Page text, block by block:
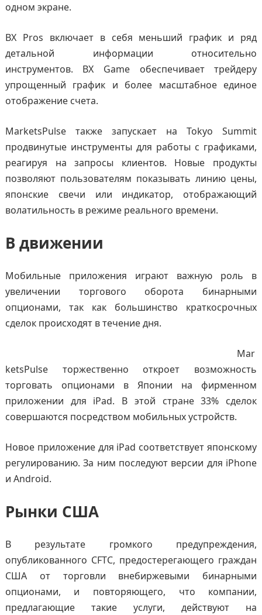
одном экране.
BX Pros включает в себя меньший график и ряд
детальной информации относительно
инструментов. BX Game обеспечивает трейдеру
упрощенный график и более масштабное единое
отображение счета.
MarketsPulse также запускает на Tokyo Summit
продвинутые инструменты для работы с графиками,
реагируя на запросы клиентов. Новые продукты
позволяют пользователям показывать линию цены,
японские свечи или индикатор, отображающий
волатильность в режиме реального времени.
В движении
Мобильные приложения играют важную роль в
увеличении торгового оборота бинарными
опционами, так как большинство краткосрочных
сделок происходят в течение дня.
Mar
ketsPulse торжественно откроет возможность
торговать опционами в Японии на фирменном
приложении для iPad. В этой стране 33% сделок
совершаются посредством мобильных устройств.
Новое приложение для iPad соответствует японскому
регулированию. За ним последуют версии для iPhone
и Android.
Рынки США
В результате громкого предупреждения,
опубликованного CFTC, предостерегающего граждан
США от торговли внебиржевыми бинарными
опционами, и повторяющего, что компании,
предлагающие такие услуги, действуют на